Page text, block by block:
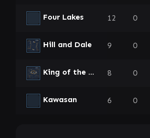
Four Lakes 12 0
Hill and Dale 9 0
King of the Hill 8 0
Kawasan 6 0